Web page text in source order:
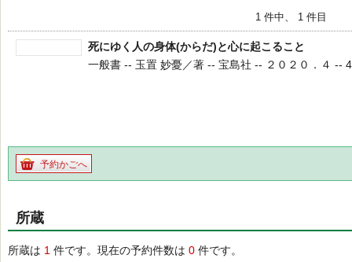
1 件中、 1 件目
死にゆく人の身体(からだ)と心に起こること
一般書 -- 玉置 妙憂／著 -- 宝島社 -- ２０２０．４ --
予約かごへ
所蔵
所蔵は 1 件です。現在の予約件数は 0 件です。